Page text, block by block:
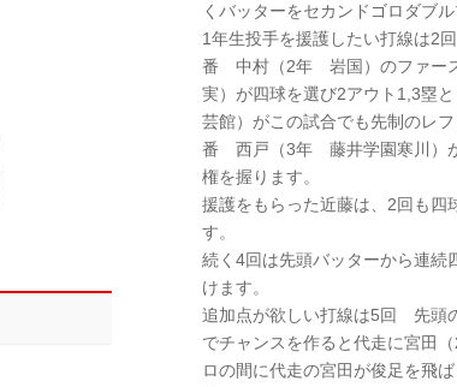
くバッターをセカンドゴロダブ
1年生投手を援護したい打線は
番 中村（2年 岩国）のファー
実）が四球を選び2アウト1,3塁
芸館）がこの試合でも先制のレ
番 西戸（3年 藤井学園寒川）が
権を握ります。
援護をもらった近藤は、2回も四
す。
続く4回は先頭バッターから連続
けます。
追加点が欲しい打線は5回 先頭
でチャンスを作ると代走に宮田
ロの間に代走の宮田が俊足を飛